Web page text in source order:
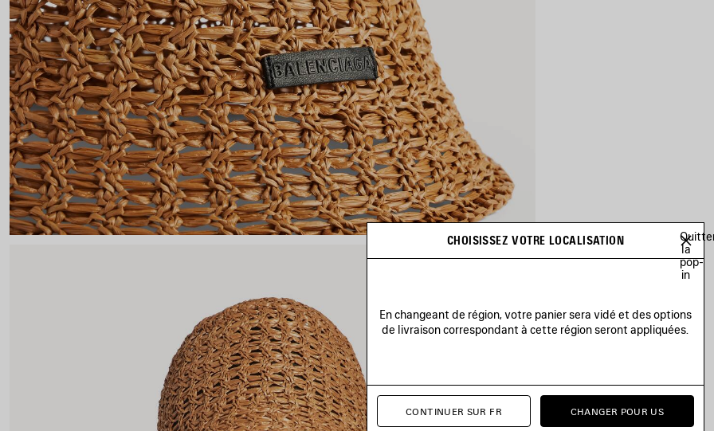
CHOISISSEZ VOTRE LOCALISATION
la
pop-
in
En changeant de région, votre panier sera vidé et des options
de livraison correspondant à cette région seront appliquées.
CONTINUER SUR FR CHANGER POUR US